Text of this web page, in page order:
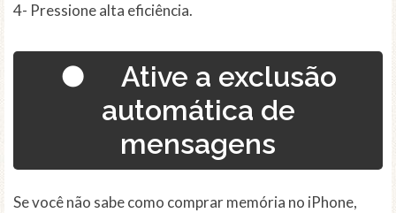
4- Pressione alta eficiência.
● Ative a exclusão
automática de
mensagens
Se você não sabe como comprar memória no iPhone,